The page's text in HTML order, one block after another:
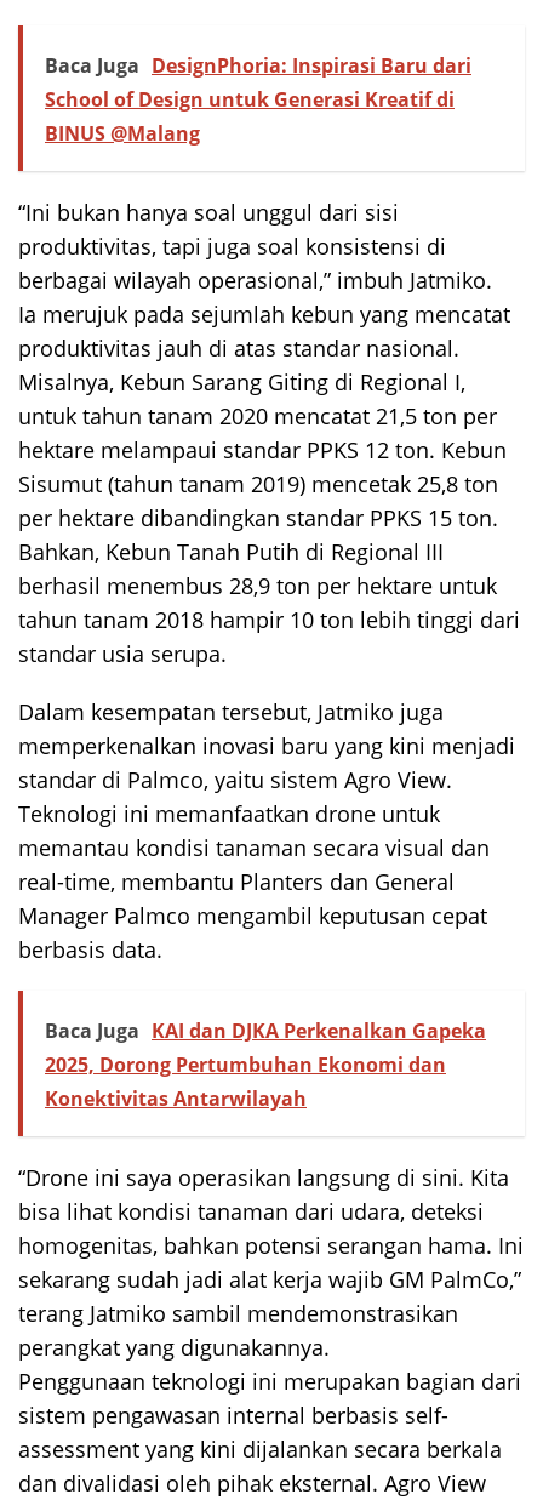
Baca Juga DesignPhoria: Inspirasi Baru dari
School of Design untuk Generasi Kreatif di
BINUS @Malang
“Ini bukan hanya soal unggul dari sisi
produktivitas, tapi juga soal konsistensi di
berbagai wilayah operasional,” imbuh Jatmiko.
Ia merujuk pada sejumlah kebun yang mencatat
produktivitas jauh di atas standar nasional.
Misalnya, Kebun Sarang Giting di Regional I,
untuk tahun tanam 2020 mencatat 21,5 ton per
hektare melampaui standar PPKS 12 ton. Kebun
Sisumut (tahun tanam 2019) mencetak 25,8 ton
per hektare dibandingkan standar PPKS 15 ton.
Bahkan, Kebun Tanah Putih di Regional III
berhasil menembus 28,9 ton per hektare untuk
tahun tanam 2018 hampir 10 ton lebih tinggi dari
standar usia serupa.
Dalam kesempatan tersebut, Jatmiko juga
memperkenalkan inovasi baru yang kini menjadi
standar di Palmco, yaitu sistem Agro View.
Teknologi ini memanfaatkan drone untuk
memantau kondisi tanaman secara visual dan
real-time, membantu Planters dan General
Manager Palmco mengambil keputusan cepat
berbasis data.
Baca Juga KAI dan DJKA Perkenalkan Gapeka
2025, Dorong Pertumbuhan Ekonomi dan
Konektivitas Antarwilayah
“Drone ini saya operasikan langsung di sini. Kita
bisa lihat kondisi tanaman dari udara, deteksi
homogenitas, bahkan potensi serangan hama. Ini
sekarang sudah jadi alat kerja wajib GM PalmCo,”
terang Jatmiko sambil mendemonstrasikan
perangkat yang digunakannya.
Penggunaan teknologi ini merupakan bagian dari
sistem pengawasan internal berbasis self-
assessment yang kini dijalankan secara berkala
dan divalidasi oleh pihak eksternal. Agro View